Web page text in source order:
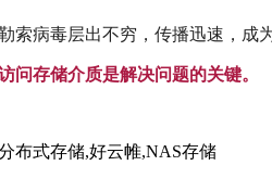
索病毒层出不穷，传播迅速，成
问存储介质是解决问题的关键。